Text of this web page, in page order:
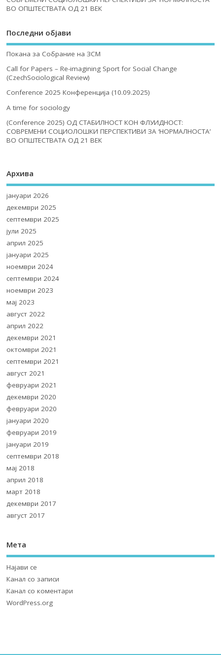
ВО ОПШТЕСТВАТА ОД 21 ВЕК
Последни објави
Покана за Собрание на ЗСМ
Call for Papers – Re-imagining Sport for Social Change
(CzechSociological Review)
Conference 2025 Конференција (10.09.2025)
A time for sociology
(Conference 2025) ОД СТАБИЛНОСТ КОН ФЛУИДНОСТ:
СОВРЕМЕНИ СОЦИОЛОШКИ ПЕРСПЕКТИВИ ЗА ‘НОРМАЛНОСТА’
ВО ОПШТЕСТВАТА ОД 21 ВЕК
Архива
јануари 2026
декември 2025
септември 2025
јули 2025
април 2025
јануари 2025
ноември 2024
септември 2024
ноември 2023
мај 2023
август 2022
април 2022
декември 2021
октомври 2021
септември 2021
август 2021
февруари 2021
декември 2020
февруари 2020
јануари 2020
февруари 2019
јануари 2019
септември 2018
мај 2018
април 2018
март 2018
декември 2017
август 2017
Мета
Најави се
Канал со записи
Канал со коментари
WordPress.org